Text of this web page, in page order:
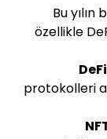
Bu
özellikle
protokolleri